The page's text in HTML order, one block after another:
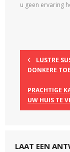
u geen ervaring
LUSTRE
DONKERE
PRACHTIGE
UW HUIS TE
LAAT EEN